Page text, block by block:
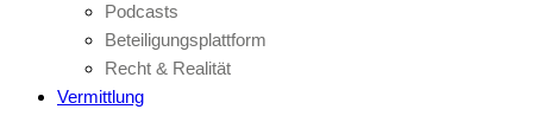
Podcasts
Beteiligungsplattform
Recht & Realität
Vermittlung